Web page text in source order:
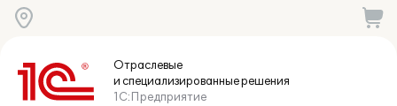
Отраслевые
и специализированныерешения
1С:Предприятие